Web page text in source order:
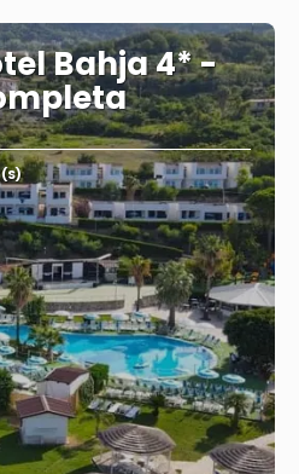
Bahja 4* -